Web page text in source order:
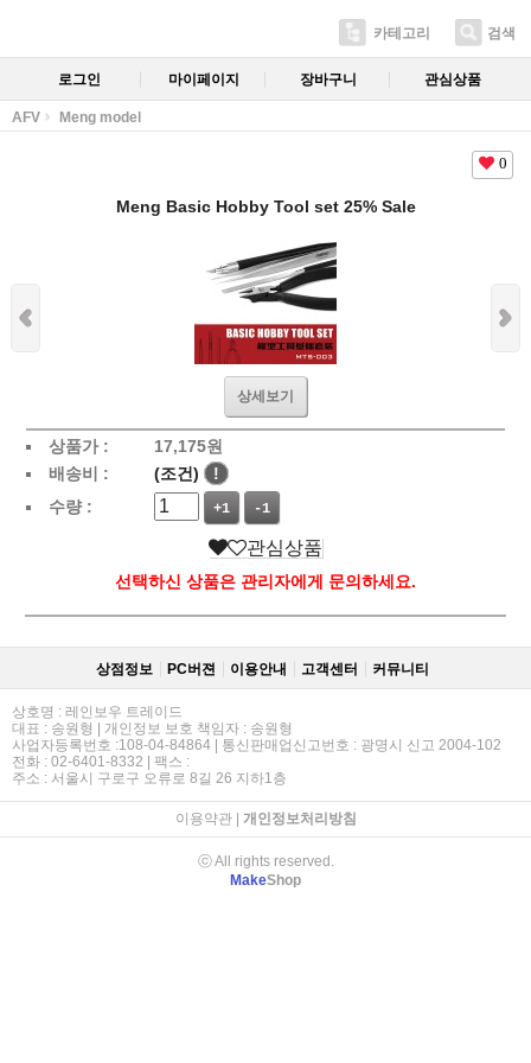
카테고리 검색
로그인 마이페이지 장바구니 관심상품
AFV Meng model
0
Meng Basic Hobby Tool set 25% Sale
상세보기
상품가 : 17,175원
배송비 :
(조건)
!
수량 :
+1 -1
관심상품
선택하신 상품은 관리자에게 문의하세요.
상점정보 PC버젼 이용안내 고객센터 커뮤니티
상호명 : 레인보우 트레이드
대표 : 송원형 | 개인정보 보호 책임자 : 송원형
사업자등록번호 :108-04-84864 | 통신판매업신고번호 : 광명시 신고 2004-102
전화 : 02-6401-8332 | 팩스 :
주소 : 서울시 구로구 오류로 8길 26 지하1층
이용약관| 개인정보처리방침
ⓒ All rights reserved.
MakeShop